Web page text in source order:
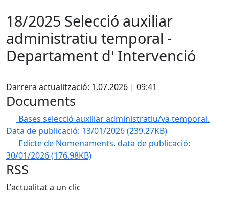
18/2025 Selecció auxiliar
administratiu temporal -
Departament d' Intervenció
Darrera actualització: 1.07.2026 | 09:41
Documents
Bases selecció auxiliar administratiu/va temporal.
Data de publicació: 13/01/2026(239.27KB)
Edicte de Nomenaments. data de publicació:
30/01/2026(176.98KB)
RSS
L'actualitat a un clic